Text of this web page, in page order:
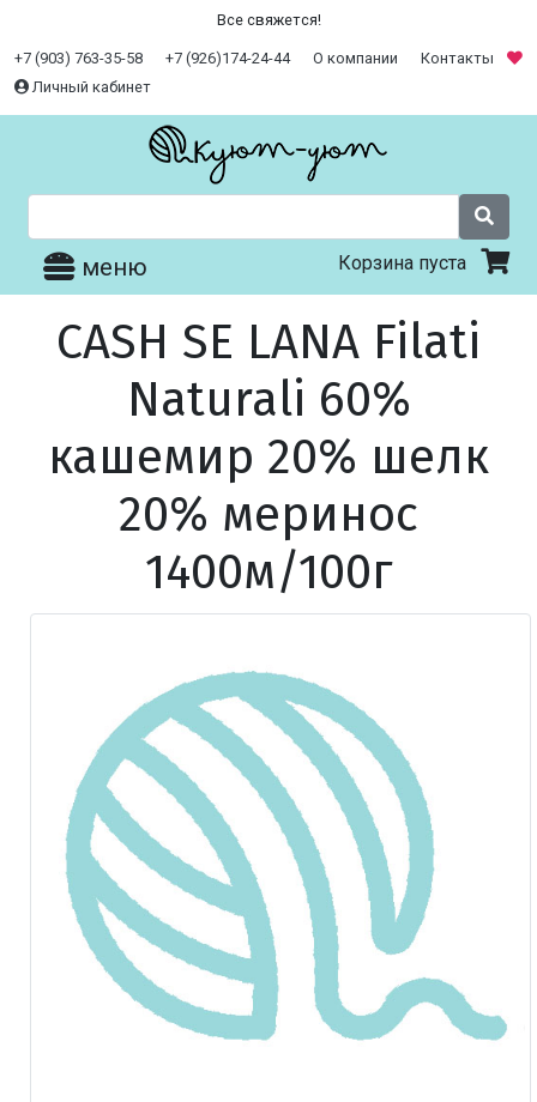
Все свяжется!
+7 (903) 763-35-58 +7 (926)174-24-44 О компании
Контакты
Личный кабинет
меню Корзина пуста
CASH SE LANA Filati
Naturali 60%
кашемир 20% шелк
20% меринос
1400м/100г